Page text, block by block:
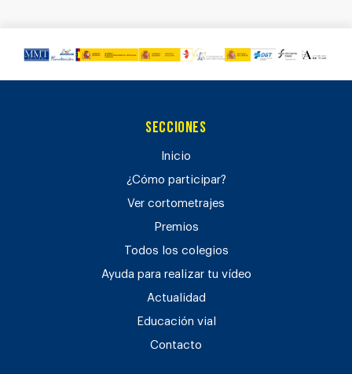
Secciones
Inicio
¿Cómo participar?
Ver cortometrajes
Premios
Todos los colegios
Ayuda para realizar tu vídeo
Actualidad
Educación vial
Contacto